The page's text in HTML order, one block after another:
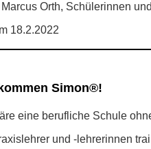
Orth, Schülerinnen
18.2.2022
Simon®!
eine berufliche Schule
und -lehrerinnen